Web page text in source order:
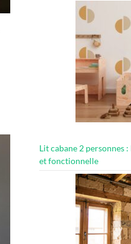
Lit cabane 2 personnes
et fonctionnelle